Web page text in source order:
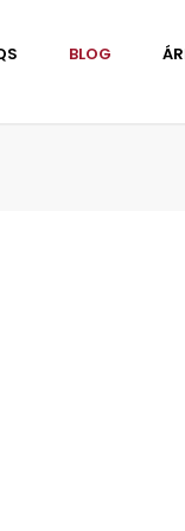
BLOG